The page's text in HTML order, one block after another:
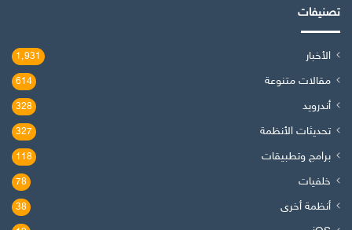
تصنيفات
الأخبار 1٬931
مقالات متنوعة 614
أندرويد 328
تحديثات الأنظمة 327
برامج وتطبيقات 118
خلفيات 78
أنظمة أخرى 38